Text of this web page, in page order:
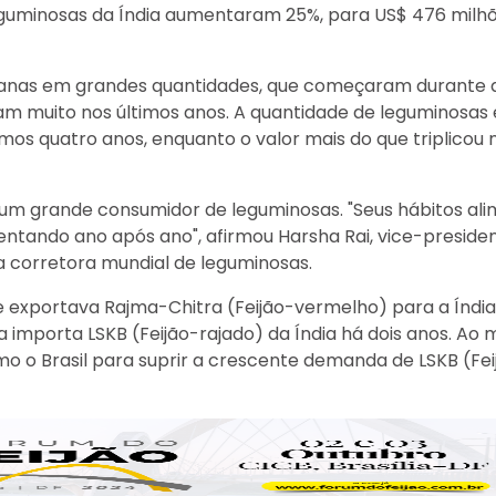
da Índia aumentaram 25%, para US$ 476
em grandes quantidades, que começaram durante
muito nos últimos anos. A quantidade de
quatro anos, enquanto o valor mais do que triplicou
grande consumidor de leguminosas. "Seus hábitos
ano após ano", afirmou Harsha Rai, vice-
mundial de leguminosas.
exportava Rajma-Chitra (Feijão-vermelho) para a
LSKB (Feijão-rajado) da Índia há dois anos. Ao
o Brasil para suprir a crescente demanda de LSKB